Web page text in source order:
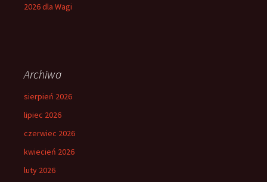
2026 dla Wagi
Archiwa
sierpień 2026
lipiec 2026
czerwiec 2026
kwiecień 2026
luty 2026